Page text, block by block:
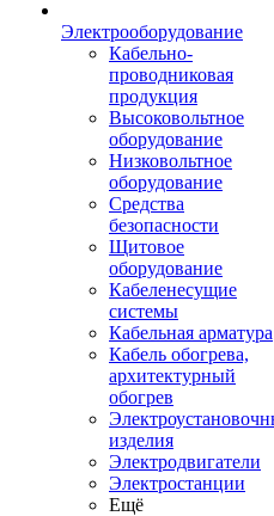
Электрооборудование
Кабельно-
проводниковая
продукция
Высоковольтное
оборудование
Низковольтное
оборудование
Средства
безопасности
Щитовое
оборудование
Кабеленесущие
системы
Кабельная арматура
Кабель обогрева,
архитектурный
обогрев
изделия
Электродвигатели
Электростанции
Ещё